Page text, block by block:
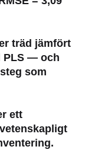
träd jämfört
PLS — och
som
ett